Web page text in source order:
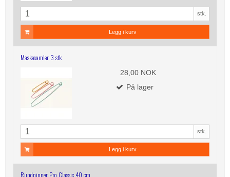
stk.
Legg i kurv
Maskesamler 3 stk
28,00 NOK
På lager
stk.
Legg i kurv
Rundpinner Pro Classic 40 cm